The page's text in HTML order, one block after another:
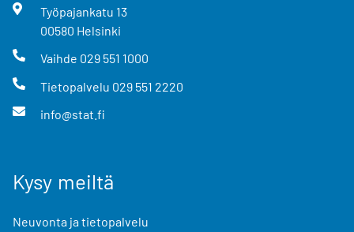
Työpajankatu 13
00580 Helsinki
Vaihde 029 551 1000
Tietopalvelu 029 551 2220
info@stat.fi
Kysy meiltä
Neuvonta ja tietopalvelu